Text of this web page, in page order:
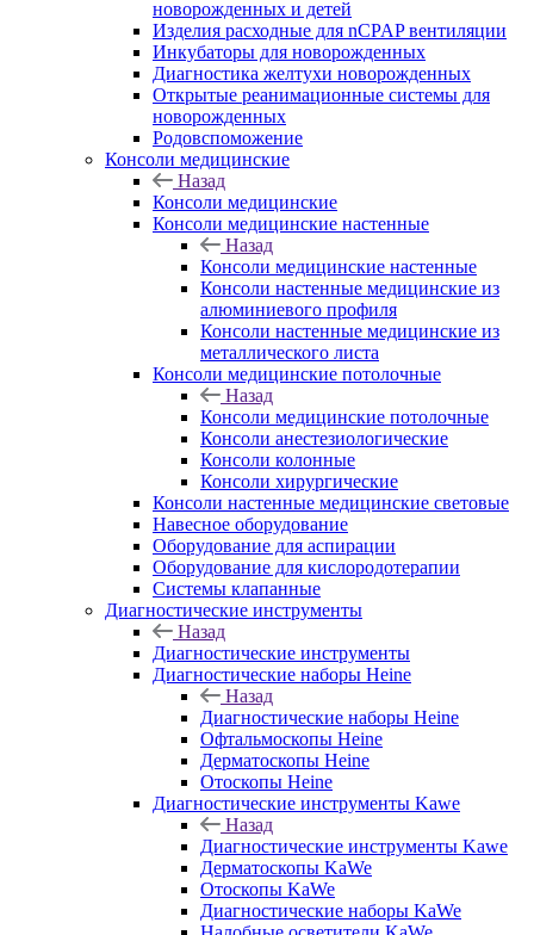
новорожденных и детей
Изделия расходные для nCPAP вентиляции
Инкубаторы для новорожденных
Диагностика желтухи новорожденных
Открытые реанимационные системы для
новорожденных
Родовспоможение
Консоли медицинские
Назад
Консоли медицинские
Консоли медицинские настенные
Назад
Консоли медицинские настенные
Консоли настенные медицинские из
алюминиевого профиля
Консоли настенные медицинские из
металлического листа
Консоли медицинские потолочные
Назад
Консоли медицинские потолочные
Консоли анестезиологические
Консоли колонные
Консоли хирургические
Консоли настенные медицинские световые
Навесное оборудование
Оборудование для аспирации
Оборудование для кислородотерапии
Системы клапанные
Диагностические инструменты
Назад
Диагностические инструменты
Диагностические наборы Heine
Назад
Диагностические наборы Heine
Офтальмоскопы Heine
Дерматоскопы Heine
Отоскопы Heine
Диагностические инструменты Kawe
Назад
Диагностические инструменты Kawe
Дерматоскопы KaWe
Отоскопы KaWe
Диагностические наборы KaWe